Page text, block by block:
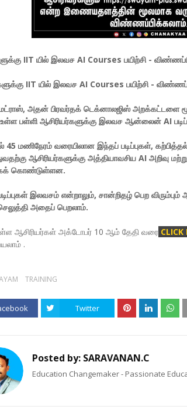
IIT யில் இலவச AI Courses பயிற்சி -
IIT யில் இலவச AI Courses பயிற்சி -
அதன் பிரவர்தக் டெக்னாலஜிஸ் அறக்கட்டளை
உள்ள பள்ளி ஆசிரியர்களுக்கு இலவச ஆன்லைன் AI
45 மணிநேரம் வரையிலான இந்தப் படிப்புகள்,
ஆசிரியர்களுக்கு அத்தியாவசிய AI அறிவு
கொண்டுள்ளன.
இலவசம் என்றாலும், சான்றிதழ் பெற விரும்பும்
அதைப் பெறலாம்.
ஆசிரியர்கள் அக்டோபர் 10 ஆம் தேதி வரை CLICK
.
TRAINING
Twitter
Posted by: SARAVANAN.C
Education Changemaker - Passionate